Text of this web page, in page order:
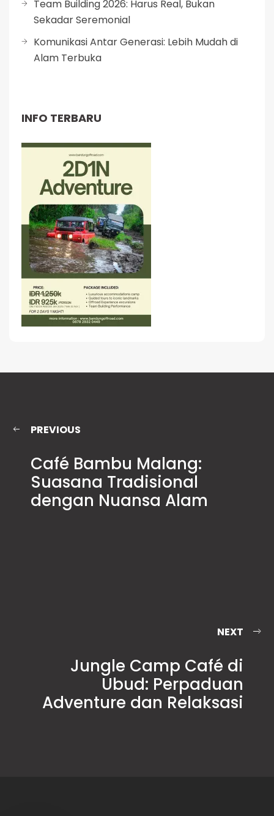
Team Building 2026: Harus Real, Bukan
Sekadar Seremonial
Komunikasi Antar Generasi: Lebih Mudah di
Alam Terbuka
INFO TERBARU
PREVIOUS
Café Bambu Malang:
Suasana Tradisional
dengan Nuansa Alam
NEXT
Jungle Camp Café di
Ubud: Perpaduan
Adventure dan Relaksasi